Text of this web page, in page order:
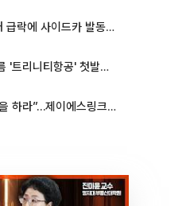
코스피, 장중 5%대 급락에 사이드카 발동…삼성·SK 동반 폭락
티웨이항공, 새 이름 '트리니티항공' 첫발…SSC 전략 본격화
트럼프 “자석 사업을 하라”…제이에스링크, 비중국 영구자석 공급망 구축 속도